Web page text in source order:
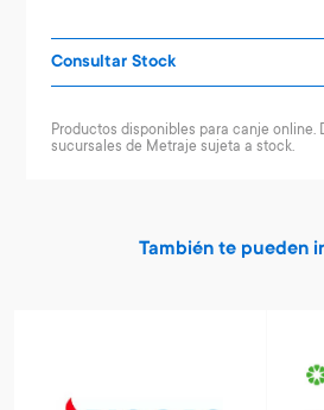
Consultar Stock
Productos disponibles para canje online.
sucursales de Metraje sujeta a stock.
También te pueden